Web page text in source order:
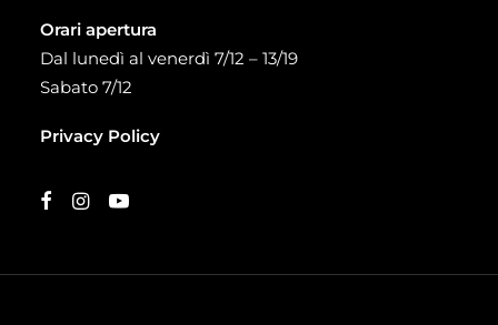
Orari apertura
Dal lunedì al venerdì 7/12 – 13/19
Sabato 7/12
Privacy Policy